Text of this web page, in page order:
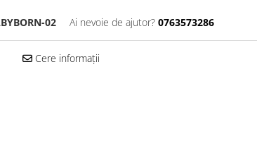
02 Ai nevoie de ajutor? 0763573286
Cere informații